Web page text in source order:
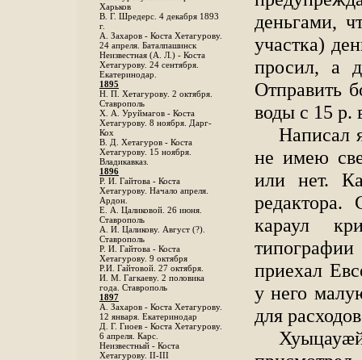
Харьков
B. Г. Шредерс. 4 декабря 1893
г.
А. Захаров - Коста Хетагурову.
24 апреля. Баталпашинск
Неизвестная (А. Л.) - Коста
Хетагурову. 24 сентября.
Екатеринодар.
1895
Н. П. Хетагурову. 2 октября.
Ставрополь
X. А. Уруймагов - Коста
Хетагурову. 8 ноября. Дарг-
Кох
В. Д. Хетагуров - Коста
Хетагурову. 15 ноября.
Владикавказ.
1896
Р. И. Гайтова - Коста
Хетагурову. Начало апреля.
Ардон.
Е. А. Цаликовой. 26 июня.
Ставрополь
А. И. Цаликову. Август (?).
Ставрополь
Р. И. Гайтова - Коста
Хетагурову. 9 октября
Р.И. Гайтовой. 27 октября.
И. М. Гагкаеву. 2 половика
года. Ставрополь
1897
А. Захаров - Коста Хетагурову.
12 января. Екатеринодар
Д. Г. Гиоев - Коста Хетагурову.
6 апреля. Карс.
Неизвестный - Коста
Хетагурову. II-III
деньгами,
участка)
просил, а
Отправить
воды с 15 р.
Написал
не имею
или нет.
редактора.
караул
приехал
у него
для